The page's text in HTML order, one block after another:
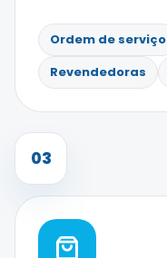
Ordem de serviço
Revendedoras
03